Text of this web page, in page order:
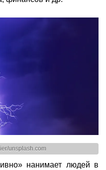
unsplash.com
нанимает людей в